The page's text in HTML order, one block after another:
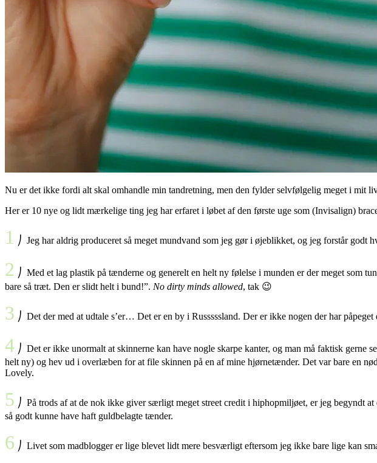
Nu er det ikke fordi alt skal omhandle min tandretning, men den fylder selvfølgelig meget i mit
Her er 10 nye og lidt mærkelige ting jeg har erfaret i løbet af den første uge som (Invisalign)
1 ⎠ Jeg har aldrig produceret så meget mundvand som jeg gør i øjeblikket, og jeg forstår godt
2 ⎠ Med et lag plastik på tænderne og generelt en helt ny følelse i munden er der meget som
bare så træt. Den er slidt helt i bund!”. No dirty minds allowed, tak 😉
3 ⎠ Det der med at udtale s’er… Det er en by i Russsssland. Der er ikke nogen der har
4 ⎠ Det er ikke unormalt at skinnerne kan have nogle skarpe kanter, og man må faktisk
helt ny) og hev ud i overlæben for at file skinnen på en af mine hjørnetænder. Det var bare en
Lovely.
5 ⎠ På trods af at de nok ikke giver særligt meget street credit i hiphopmiljøet, er jeg begyndt
så godt kunne have haft guldbelagte tænder.
6 ⎠ Livet som madblogger er lige blevet lidt mere besværligt eftersom jeg ikke bare lige kan